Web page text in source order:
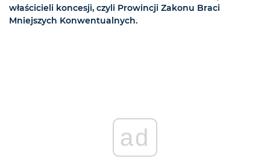
właścicieli koncesji, czyli Prowincji Zakonu Braci
Mniejszych Konwentualnych.
ad